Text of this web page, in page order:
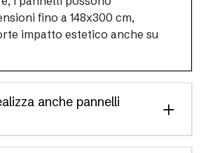
fino a 148x300 cm,
impatto estetico anche su
anche pannelli